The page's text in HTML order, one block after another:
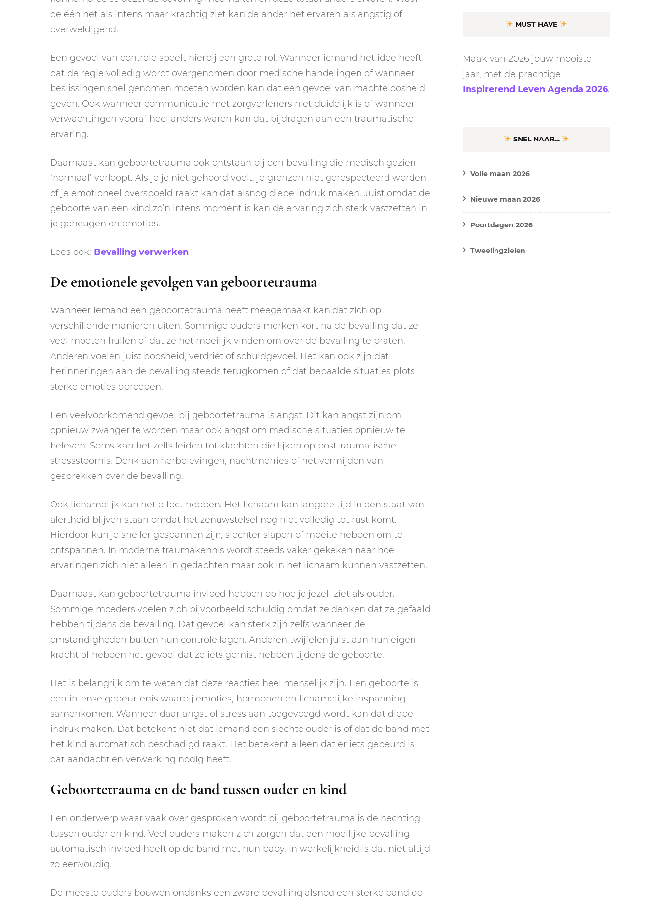
de één het als intens maar krachtig ziet kan de ander het ervaren als angstig of
overweldigend.
Een gevoel van controle speelt hierbij een grote rol. Wanneer iemand het idee heeft
dat de regie volledig wordt overgenomen door medische handelingen of wanneer
beslissingen snel genomen moeten worden kan dat een gevoel van machteloosheid
geven. Ook wanneer communicatie met zorgverleners niet duidelijk is of wanneer
verwachtingen vooraf heel anders waren kan dat bijdragen aan een traumatische
ervaring.
Daarnaast kan geboortetrauma ook ontstaan bij een bevalling die medisch gezien
‘normaal’ verloopt. Als je je niet gehoord voelt, je grenzen niet gerespecteerd worden
of je emotioneel overspoeld raakt kan dat alsnog diepe indruk maken. Juist omdat de
geboorte van een kind zo’n intens moment is kan de ervaring zich sterk vastzetten in
je geheugen en emoties.
Lees ook: Bevalling verwerken
De emotionele gevolgen van geboortetrauma
Wanneer iemand een geboortetrauma heeft meegemaakt kan dat zich op
verschillende manieren uiten. Sommige ouders merken kort na de bevalling dat ze
veel moeten huilen of dat ze het moeilijk vinden om over de bevalling te praten.
Anderen voelen juist boosheid, verdriet of schuldgevoel. Het kan ook zijn dat
herinneringen aan de bevalling steeds terugkomen of dat bepaalde situaties plots
sterke emoties oproepen.
Een veelvoorkomend gevoel bij geboortetrauma is angst. Dit kan angst zijn om
opnieuw zwanger te worden maar ook angst om medische situaties opnieuw te
beleven. Soms kan het zelfs leiden tot klachten die lijken op posttraumatische
stressstoornis. Denk aan herbelevingen, nachtmerries of het vermijden van
gesprekken over de bevalling.
Ook lichamelijk kan het effect hebben. Het lichaam kan langere tijd in een staat van
alertheid blijven staan omdat het zenuwstelsel nog niet volledig tot rust komt.
Hierdoor kun je sneller gespannen zijn, slechter slapen of moeite hebben om te
ontspannen. In moderne traumakennis wordt steeds vaker gekeken naar hoe
ervaringen zich niet alleen in gedachten maar ook in het lichaam kunnen vastzetten.
Daarnaast kan geboortetrauma invloed hebben op hoe je jezelf ziet als ouder.
Sommige moeders voelen zich bijvoorbeeld schuldig omdat ze denken dat ze gefaald
hebben tijdens de bevalling. Dat gevoel kan sterk zijn zelfs wanneer de
omstandigheden buiten hun controle lagen. Anderen twijfelen juist aan hun eigen
kracht of hebben het gevoel dat ze iets gemist hebben tijdens de geboorte.
Het is belangrijk om te weten dat deze reacties heel menselijk zijn. Een geboorte is
een intense gebeurtenis waarbij emoties, hormonen en lichamelijke inspanning
samenkomen. Wanneer daar angst of stress aan toegevoegd wordt kan dat diepe
indruk maken. Dat betekent niet dat iemand een slechte ouder is of dat de band met
het kind automatisch beschadigd raakt. Het betekent alleen dat er iets gebeurd is
dat aandacht en verwerking nodig heeft.
Geboortetrauma en de band tussen ouder en kind
Een onderwerp waar vaak over gesproken wordt bij geboortetrauma is de hechting
tussen ouder en kind. Veel ouders maken zich zorgen dat een moeilijke bevalling
automatisch invloed heeft op de band met hun baby. In werkelijkheid is dat niet altijd
zo eenvoudig.
De meeste ouders bouwen ondanks een zware bevalling alsnog een sterke band op
MUST HAVE
Maak van 2026 jouw mooiste
jaar, met de prachtige
Inspirerend Leven Agenda 2026.
SNEL NAAR…
Volle maan 2026
Nieuwe maan 2026
Poortdagen 2026
Tweelingzielen